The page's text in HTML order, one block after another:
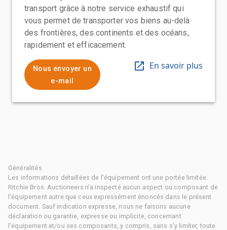
transport grâce à notre service exhaustif qui
vous permet de transporter vos biens au-delà
des frontières, des continents et des océans,
rapidement et efficacement.
Nous envoyer un
e-mail
En savoir plus
Généralités
Les informations détaillées de l'équipement ont une portée limitée.
Ritchie Bros. Auctioneers n'a inspecté aucun aspect ou composant de
l'équipement autre que ceux expressément énoncés dans le présent
document. Sauf indication expresse, nous ne faisons aucune
déclaration ou garantie, expresse ou implicite, concernant
l'équipement et/ou ses composants, y compris, sans s'y limiter, toute